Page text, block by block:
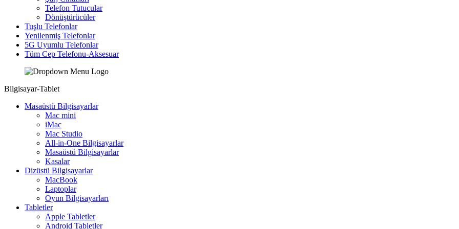
Telefon Tutucular
Dönüştürücüler
Tuşlu Telefonlar
Yenilenmiş Telefonlar
5G Uyumlu Telefonlar
Tüm Cep Telefonu-Aksesuar
Bilgisayar-Tablet
Masaüstü Bilgisayarlar
Mac mini
iMac
Mac Studio
All-in-One Bilgisayarlar
Masaüstü Bilgisayarlar
Kasalar
Dizüstü Bilgisayarlar
MacBook
Laptoplar
Oyun Bilgisayarları
Tabletler
Apple Tabletler
Android Tabletler